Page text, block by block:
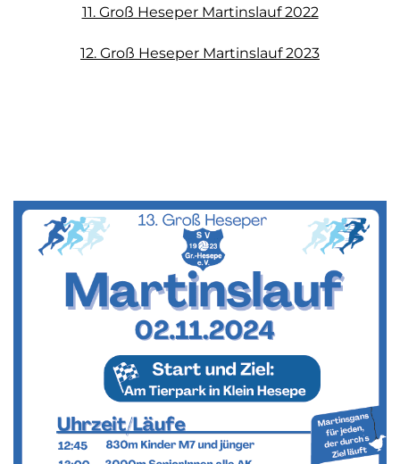
11. Groß Heseper Martinslauf 2022
12. Groß Heseper Martinslauf 2023